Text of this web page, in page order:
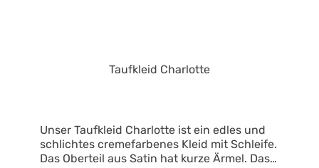
Taufkleid Charlotte
Unser Taufkleid Charlotte ist ein edles und
schlichtes cremefarbenes Kleid mit Schleife.
Das Oberteil aus Satin hat kurze Ärmel. Das